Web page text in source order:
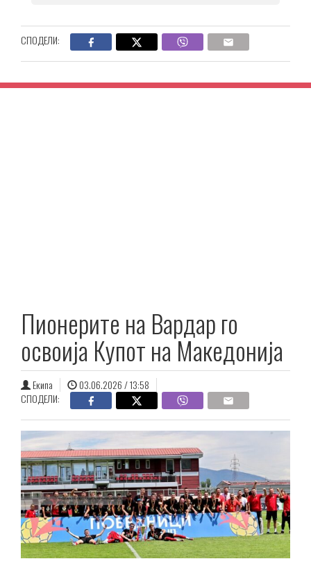
СПОДЕЛИ:
Пионерите на Вардар го
освоија Купот на Македонија
Екипа
03.06.2026 / 13:58
СПОДЕЛИ: